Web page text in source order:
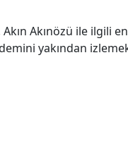
Akınözü ile ilgili
yakından